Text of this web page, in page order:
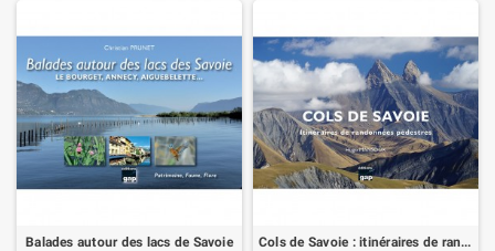
Balades autour des lacs de Savoie Cols de Savoie : itinéraires de randonnées pédestres